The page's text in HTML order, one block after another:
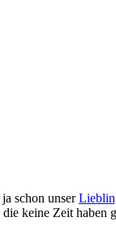
schon unser
keine Zeit haben